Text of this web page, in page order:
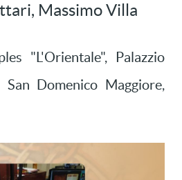
Massimo Villa
"L'Orientale", Palazzio
San Domenico Maggiore,